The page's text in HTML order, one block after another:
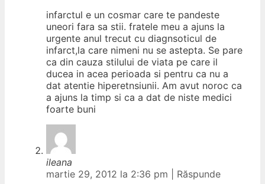
infarctul e un cosmar care te pandeste
uneori fara sa stii. fratele meu a ajuns la
urgente anul trecut cu diagnsoticul de
infarct,la care nimeni nu se astepta. Se pare
ca din cauza stilului de viata pe care il
ducea in acea perioada si pentru ca nu a
dat atentie hiperetnsiunii. Am avut noroc ca
a ajuns la timp si ca a dat de niste medici
foarte buni
ileana
martie 29, 2012 la 2:36 pm
Răspunde